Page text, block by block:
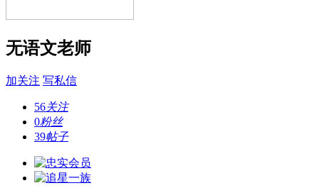
无语文老师
加关注 写私信
56关注
0粉丝
39帖子